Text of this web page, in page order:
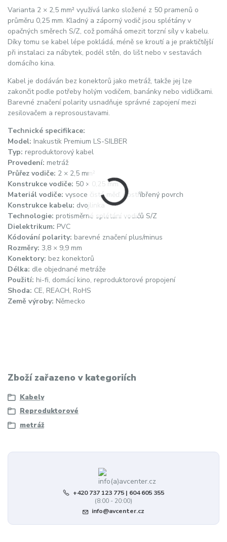
Varianta 2 × 2,5 mm² využívá lanko složené z 50 pramenů o
průměru 0,25 mm. Kladný a záporný vodič jsou splétány v
opačných směrech S/Z, což pomáhá omezit torzní síly v kabelu.
Díky tomu se kabel lépe pokládá, méně se kroutí a je praktičtější
při instalaci za nábytek, podél stěn, do lišt nebo v sestavách
domácího kina.
Kabel je dodáván bez konektorů jako metráž, takže jej lze
zakončit podle potřeby holým vodičem, banánky nebo vidličkami.
Barevné značení polarity usnadňuje správné zapojení mezi
zesilovačem a reprosoustavami.
Technické specifikace:
Model: Inakustik Premium LS-SILBER
Typ: reproduktorový kabel
Provedení: metráž
Průřez vodiče: 2 × 2,5 mm²
Konstrukce vodiče: 50 × 0,25 mm
Materiál vodiče: vysoce čistá měď, postříbřený povrch
Konstrukce kabelu: dvojlinka
Technologie: protisměrné splétání vodičů S/Z
Dielektrikum: PVC
Kódování polarity: barevné značení plus/minus
Rozměry: 3,8 × 9,9 mm
Konektory: bez konektorů
Délka: dle objednané metráže
Použití: hi-fi, domácí kino, reproduktorové propojení
Shoda: CE, REACH, RoHS
Země výroby: Německo
Zboží zařazeno v kategoriích
Kabely
Reproduktorové
metráž
+420 737 123 775 | 604 605 355
(8:00 - 20:00)
info@avcenter.cz